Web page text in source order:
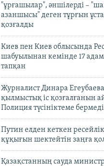
"ұрғашылар", әншілерді –
азаншысы" деген тұрғын
қозғалды
Киев пен Киев облысында
шабуылынан кемінде 17 адам
тапқан
Журналист Динара Егеубаева
қылмыстық іс қозғалғанын
Полиция түсініктеме бермеді
Путин елден кеткен
құқығын шектейтін заңға
Қазақстанның сауда